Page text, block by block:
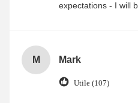
expectations - I will
M Mark
Utile (107)